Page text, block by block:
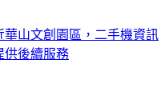
華山文創園區，二手機資訊
供後續服務